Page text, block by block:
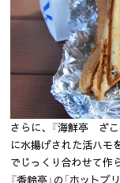
さらに、『海鮮亭 ざこ
に水揚げされた活ハモ
でじっくり合わせて作
『香鈴亭』の「ホット